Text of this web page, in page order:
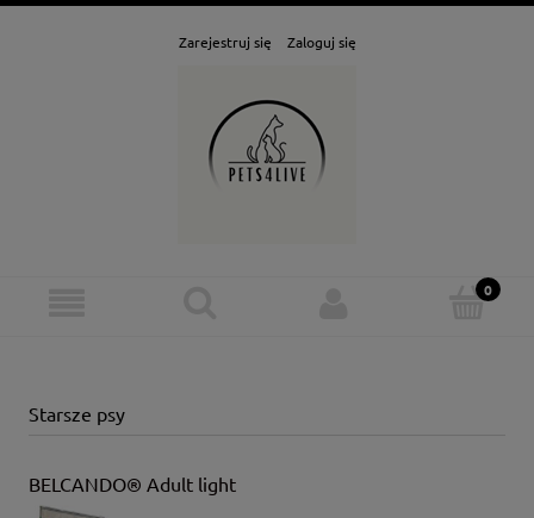
Zarejestruj się Zaloguj się
Starsze psy
BELCANDO® Adult light